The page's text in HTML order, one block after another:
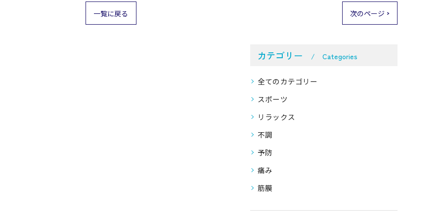
一覧に戻る 次のページ >
カテゴリー Categories
全てのカテゴリー
スポーツ
リラックス
不調
予防
痛み
筋膜